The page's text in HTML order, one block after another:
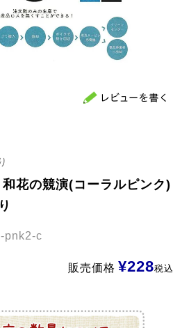
花の競演(コーラルピンク)
pnk2-c
販売価格 ¥228税込